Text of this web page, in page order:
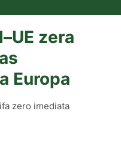
zera
Europa
zero imediata